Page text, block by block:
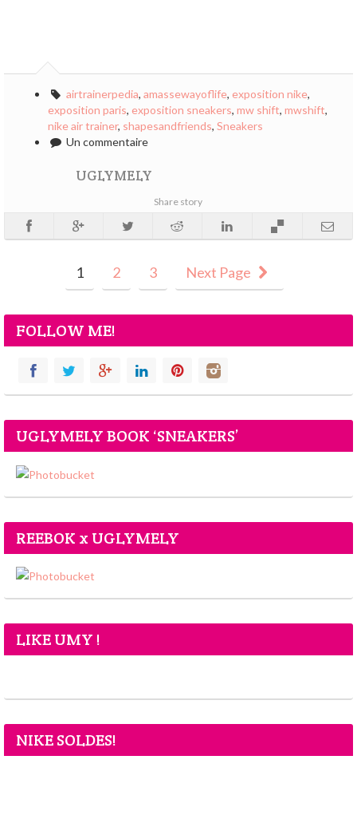
airtrainerpedia, amassewayoflife, exposition nike,
exposition paris, exposition sneakers, mw shift, mwshift,
nike air trainer, shapesandfriends, Sneakers
Un commentaire
UGLYMELY
Share story
1 2 3 Next Page
FOLLOW ME!
UGLYMELY BOOK ‘SNEAKERS’
REEBOK x UGLYMELY
LIKE UMY !
NIKE SOLDES!